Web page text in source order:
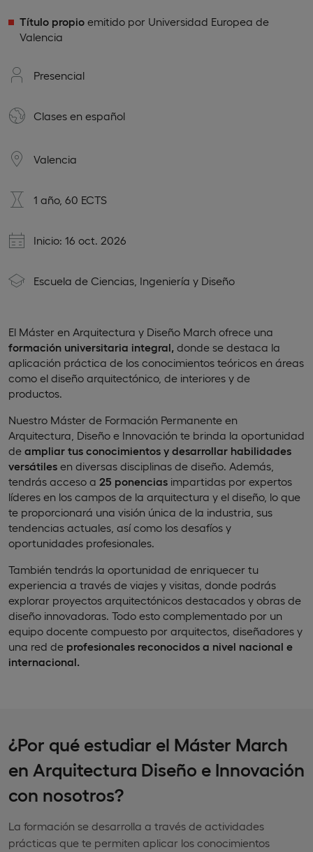
Título propio emitido por Universidad Europea de
Valencia
Presencial
Clases en español
Valencia
1 año, 60 ECTS
Inicio: 16 oct. 2026
Escuela de Ciencias, Ingeniería y Diseño
El Máster en Arquitectura y Diseño March ofrece una
formación universitaria integral, donde se destaca la
aplicación práctica de los conocimientos teóricos en áreas
como el diseño arquitectónico, de interiores y de
productos.
Nuestro Máster de Formación Permanente en
Arquitectura, Diseño e Innovación te brinda la oportunidad
de ampliar tus conocimientos y desarrollar habilidades
versátiles en diversas disciplinas de diseño. Además,
tendrás acceso a 25 ponencias impartidas por expertos
líderes en los campos de la arquitectura y el diseño, lo que
te proporcionará una visión única de la industria, sus
tendencias actuales, así como los desafíos y
oportunidades profesionales.
También tendrás la oportunidad de enriquecer tu
experiencia a través de viajes y visitas, donde podrás
explorar proyectos arquitectónicos destacados y obras de
diseño innovadoras. Todo esto complementado por un
equipo docente compuesto por arquitectos, diseñadores y
una red de profesionales reconocidos a nivel nacional e
internacional.
¿Por qué estudiar el Máster March
en Arquitectura Diseño e Innovación
con nosotros?
La formación se desarrolla a través de actividades
prácticas que te permiten aplicar los conocimientos